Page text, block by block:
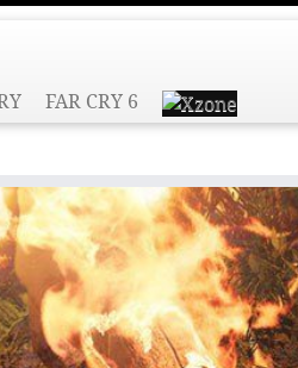
FAR CRY 6